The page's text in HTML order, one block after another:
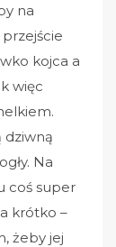
na
kojca a
więc
dziwną
Na
coś super
krótko –
żeby jej